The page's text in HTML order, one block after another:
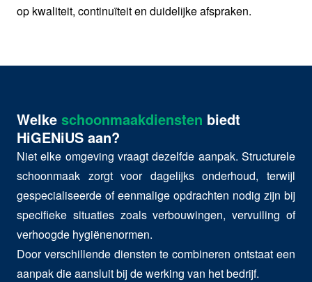
op kwaliteit, continuïteit en duidelijke afspraken.
Welke schoonmaakdiensten biedt
HiGENiUS aan?
Niet elke omgeving vraagt dezelfde aanpak. Structurele
schoonmaak zorgt voor dagelijks onderhoud, terwijl
gespecialiseerde of eenmalige opdrachten nodig zijn bij
specifieke situaties zoals verbouwingen, vervuiling of
verhoogde hygiënenormen.
Door verschillende diensten te combineren ontstaat een
aanpak die aansluit bij de werking van het bedrijf.